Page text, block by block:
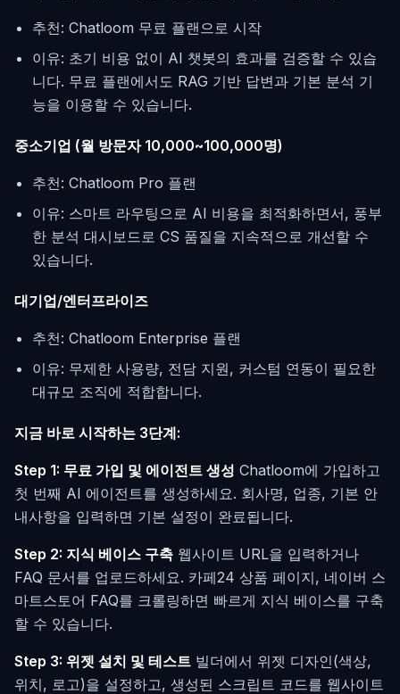
추천: Chatloom 무료 플랜으로 시작
이유: 초기 비용 없이 AI 챗봇의 효과를 검증할 수 있습
니다. 무료 플랜에서도 RAG 기반 답변과 기본 분석 기
능을 이용할 수 있습니다.
중소기업 (월 방문자 10,000~100,000명)
추천: Chatloom Pro 플랜
이유: 스마트 라우팅으로 AI 비용을 최적화하면서, 풍부
한 분석 대시보드로 CS 품질을 지속적으로 개선할 수
있습니다.
대기업/엔터프라이즈
추천: Chatloom Enterprise 플랜
이유: 무제한 사용량, 전담 지원, 커스텀 연동이 필요한
대규모 조직에 적합합니다.
지금 바로 시작하는 3단계:
Step 1: 무료 가입 및 에이전트 생성 Chatloom에 가입하고
첫 번째 AI 에이전트를 생성하세요. 회사명, 업종, 기본 안
내사항을 입력하면 기본 설정이 완료됩니다.
Step 2: 지식 베이스 구축 웹사이트 URL을 입력하거나
FAQ 문서를 업로드하세요. 카페24 상품 페이지, 네이버 스
마트스토어 FAQ를 크롤링하면 빠르게 지식 베이스를 구축
할 수 있습니다.
Step 3: 위젯 설치 및 테스트 빌더에서 위젯 디자인(색상,
위치, 로고)을 설정하고, 생성된 스크립트 코드를 웹사이트